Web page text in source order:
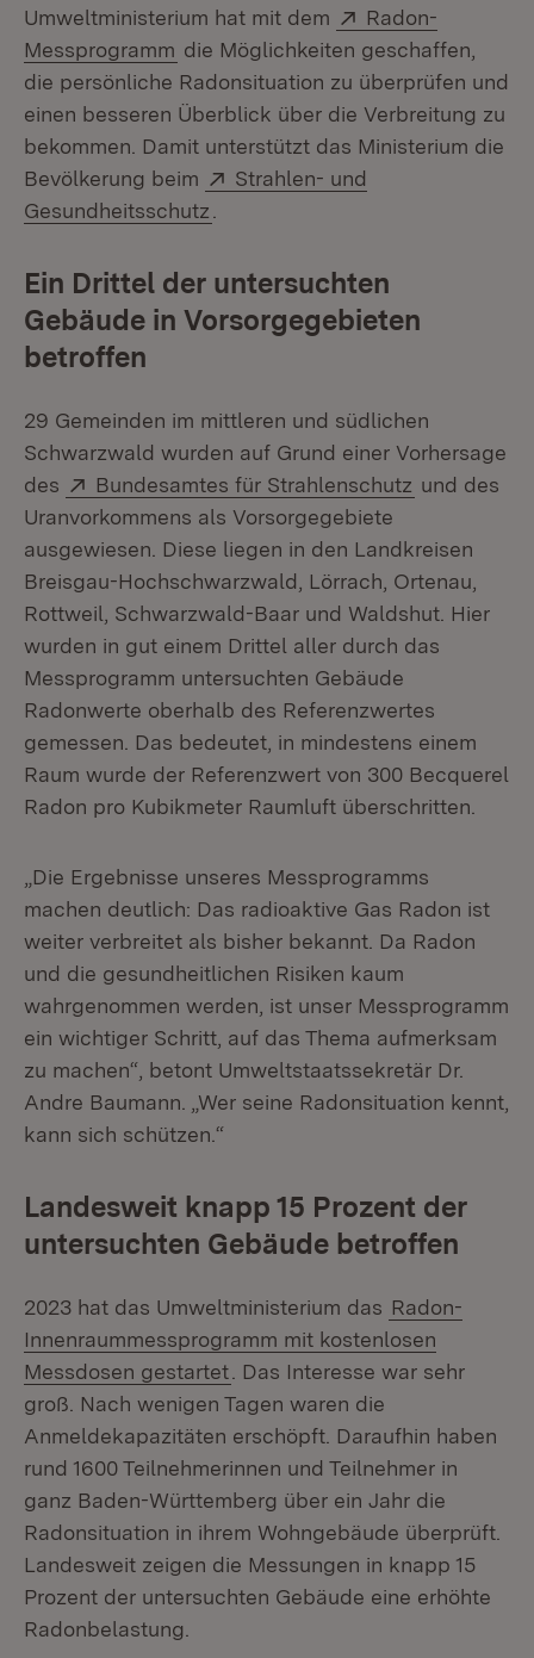
Umweltministerium hat mit dem
Extern:
Radon-
Messprogramm (Öffnet in neuem Fenster)
die Möglichkeiten geschaffen,
die persönliche Radonsituation zu überprüfen und
einen besseren Überblick über die Verbreitung zu
bekommen. Damit unterstützt das Ministerium die
Bevölkerung beim
Extern:
Strahlen- und
Gesundheitsschutz
Ein Drittel der untersuchten
Gebäude in Vorsorgegebieten
betroffen
29 Gemeinden im mittleren und südlichen
Schwarzwald wurden auf Grund einer Vorhersage
des
Extern:
Bundesamtes für Strahlenschutz (Öffnet in
und des
Uranvorkommens als Vorsorgegebiete
ausgewiesen. Diese liegen in den Landkreisen
Breisgau-Hochschwarzwald, Lörrach, Ortenau,
Rottweil, Schwarzwald-Baar und Waldshut. Hier
wurden in gut einem Drittel aller durch das
Messprogramm untersuchten Gebäude
Radonwerte oberhalb des Referenzwertes
gemessen. Das bedeutet, in mindestens einem
Raum wurde der Referenzwert von 300 Becquerel
Radon pro Kubikmeter Raumluft überschritten.
„Die Ergebnisse unseres Messprogramms
machen deutlich: Das radioaktive Gas Radon ist
weiter verbreitet als bisher bekannt. Da Radon
und die gesundheitlichen Risiken kaum
wahrgenommen werden, ist unser Messprogramm
ein wichtiger Schritt, auf das Thema aufmerksam
zu machen“, betont Umweltstaatssekretär Dr.
Andre Baumann. „Wer seine Radonsituation kennt,
kann sich schützen.“
Landesweit knapp 15 Prozent der
untersuchten Gebäude betroffen
2023 hat das Umweltministerium das Radon-
Innenraummessprogramm mit kostenlosen
Messdosen gestartet . Das Interesse war sehr
groß. Nach wenigen Tagen waren die
Anmeldekapazitäten erschöpft. Daraufhin haben
rund 1600 Teilnehmerinnen und Teilnehmer in
ganz Baden-Württemberg über ein Jahr die
Radonsituation in ihrem Wohngebäude überprüft.
Landesweit zeigen die Messungen in knapp 15
Prozent der untersuchten Gebäude eine erhöhte
Radonbelastung.